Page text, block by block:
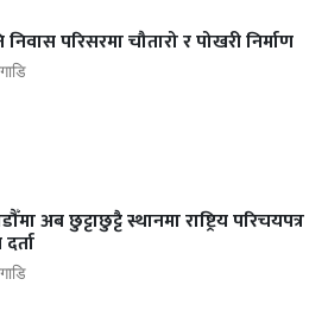
निवास परिसरमा चौतारो र पोखरी निर्माण
अब छुट्टाछुट्टै स्थानमा राष्ट्रिय परिचयपत्र